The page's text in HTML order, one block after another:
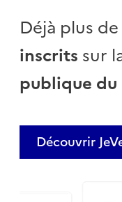
Déjà plus de
inscrits sur
publique
Découvrir